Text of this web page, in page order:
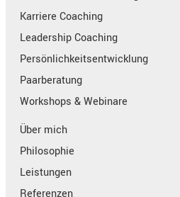
Karriere Coaching
Leadership Coaching
Persönlichkeitsentwicklung
Paarberatung
Workshops & Webinare
Über mich
Philosophie
Leistungen
Referenzen